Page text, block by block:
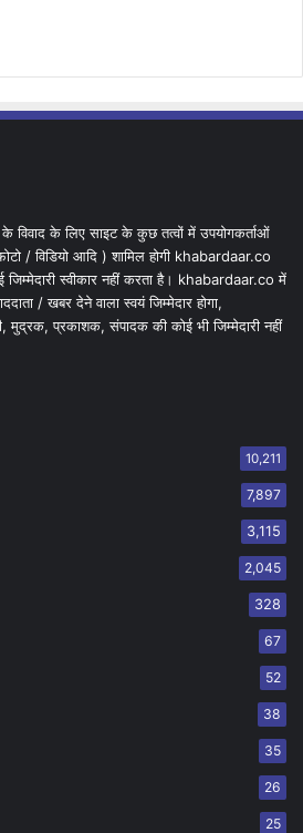
विवाद के लिए साइट के कुछ तत्वों में उपयोगकर्ताओं
/ विडियो आदि ) शामिल होगी khabardaar.co
जिम्मेदारी स्वीकार नहीं करता है। khabardaar.co में
/ खबर देने वाला स्वयं जिम्मेदार होगा,
प्रकाशक, संपादक की कोई भी जिम्मेदारी नहीं
10,211
7,897
3,115
2,045
328
67
52
38
35
26
25